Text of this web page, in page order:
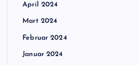
April 2024
Mart 2024
Februar 2024
Januar 2024